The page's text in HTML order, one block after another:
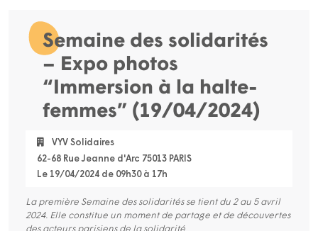
Semaine des solidarités
– Expo photos
“Immersion à la halte-
femmes” (19/04/2024)
VYV Solidaires
62-68 Rue Jeanne d'Arc 75013 PARIS
Le 19/04/2024 de 09h30 à 17h
La première Semaine des solidarités se tient du 2 au 5 avril
2024. Elle constitue un moment de partage et de découvertes
des acteurs parisiens de la solidarité.